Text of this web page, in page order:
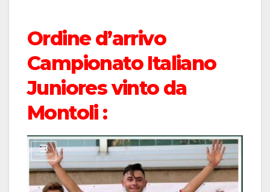
Ordine d’arrivo
Campionato Italiano
Juniores vinto da
Montoli :